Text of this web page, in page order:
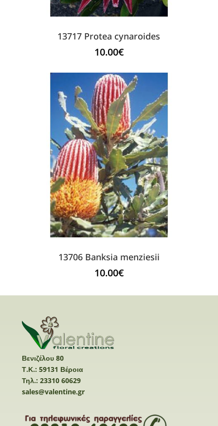
13717 Protea cynaroides
10.00€
13706 Banksia menziesii
10.00€
Βενιζέλου 80
Τ.Κ.: 59131 Βέροια
Τηλ.: 23310 60629
sales@valentine.gr